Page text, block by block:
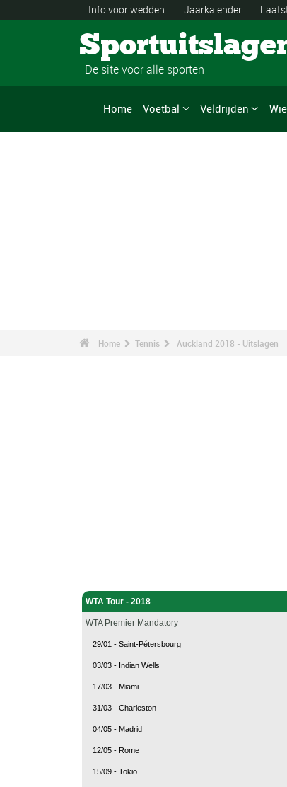
Info voor wedden Jaarkalender
De site voor alle sporten
Home Voetbal Veldrijden
Home Tennis Auckland 2018 - Uitslagen
WTA Tour - 2018
WTA Premier Mandatory
29/01 - Saint-Pétersbourg
03/03 - Indian Wells
17/03 - Miami
31/03 - Charleston
04/05 - Madrid
12/05 - Rome
15/09 - Tokio